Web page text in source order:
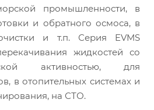
промышленности, в
и обратного осмоса, в
и т.п. Серия EVMS
жидкостей со
активностью, для
в отопительных системах и
на СТО.